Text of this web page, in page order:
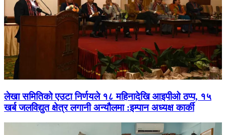
लेखा समितिको एउटा निर्णयले १८ महिनादेखि आइपीओ ठप्प, १५
खर्ब जलविद्युत क्षेत्र लगानी अन्यौलमा :इम्पान अध्यक्ष कार्की